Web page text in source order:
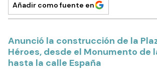
Añadir como fuente en
Anunció la construcción de la
Héroes, desde el Monumento de
hasta la calle España